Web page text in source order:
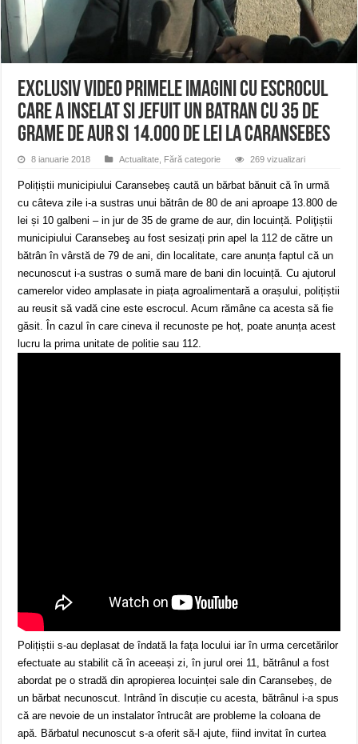
ANUNȚ OPRIRE APĂ în Reșița – avarie – 04.08.2026 – str. Văliugului și
ANUNŢ OPRIRE APĂ în CARANSEBEȘ – 04.08.2026 – avarie – Calea
EXCLUSIV VIDEO Primele imagini cu escrocul
care a inselat si jefuit un batran cu 35 de
grame de aur si 14.000 de lei la Caransebes
8 ianuarie 2018 Actualitate Fără categorie 269 vizualizari
Polițiștii municipiului Caransebeș caută un bărbat bănuit că în urmă
cu câteva zile i-a sustras unui bătrân de 80 de ani aproape 13.800 de
lei și 10 galbeni – in jur de 35 de grame de aur, din locuință. Poliţiștii
municipiului Caransebeş au fost sesizați prin apel la 112 de către un
bătrân în vârstă de 79 de ani, din localitate, care anunța faptul că un
necunoscut i-a sustras o sumă mare de bani din locuință. Cu ajutorul
camerelor video amplasate in piața agroalimentară a orașului, polițiștii
au reusit să vadă cine este escrocul. Acum rămâne ca acesta să fie
găsit. În cazul în care cineva il recunoste pe hoț, poate anunța acest
lucru la prima unitate de politie sau 112.
Polițiștii s-au deplasat de îndată la fața locului iar în urma cercetărilor
efectuate au stabilit că în aceeași zi, în jurul orei 11, bătrânul a fost
abordat pe o stradă din apropierea locuinței sale din Caransebeș, de
un bărbat necunoscut. Intrând în discuție cu acesta, bătrânul i-a spus
că are nevoie de un instalator întrucât are probleme la coloana de
apă. Bărbatul necunoscut s-a oferit să-l ajute, fiind invitat în curtea